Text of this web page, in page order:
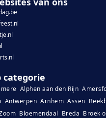
categorie
Alphen aan den Rijn
Antwerpen Arnhem Assen
Bloemendaal Breda Broek